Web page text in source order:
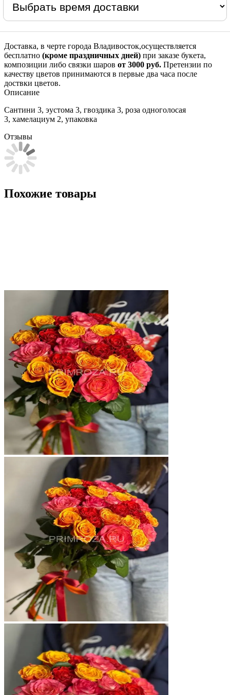
Доставка, в черте города Владивосток,осуществляется
бесплатно (кроме праздничных дней) при заказе букета,
композиции либо связки шаров от 3000 руб. Претензии по
качеству цветов принимаются в первые два часа после
доствки цветов.
Описание
Сантини 3, эустома 3, гвоздика 3, роза одноголосая
3, хамелациум 2, упаковка
Отзывы
Похожие товары